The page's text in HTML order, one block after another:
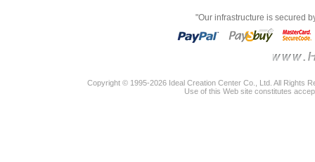
"Our infrastructure is secured
Copyright © 1995-2026 Ideal Creation Center Co., Ltd. All Rights
Use of this Web site constitutes